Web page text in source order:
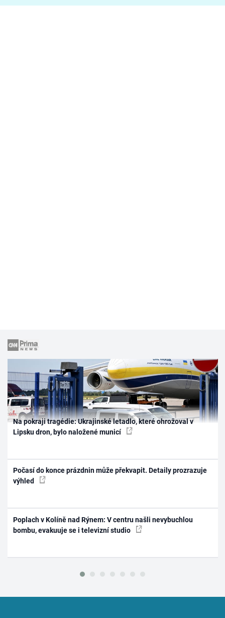
Na pokraji tragédie: Ukrajinské letadlo, které ohrožoval v
Lipsku dron, bylo naložené municí
Počasí do konce prázdnin může překvapit. Detaily prozrazuje
výhled
Poplach v Kolíně nad Rýnem: V centru našli nevybuchlou
bombu, evakuuje se i televizní studio